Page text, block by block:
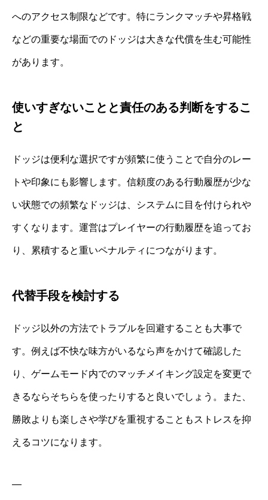
へのアクセス制限などです。特にランクマッチや昇格戦
などの重要な場面でのドッジは大きな代償を生む可能性
があります。
使いすぎないことと責任のある判断をするこ
と
ドッジは便利な選択ですが頻繁に使うことで自分のレー
トや印象にも影響します。信頼度のある行動履歴が少な
い状態での頻繁なドッジは、システムに目を付けられや
すくなります。運営はプレイヤーの行動履歴を追ってお
り、累積すると重いペナルティにつながります。
代替手段を検討する
ドッジ以外の方法でトラブルを回避することも大事で
す。例えば不快な味方がいるなら声をかけて確認した
り、ゲームモード内でのマッチメイキング設定を変更で
きるならそちらを使ったりすると良いでしょう。また、
勝敗よりも楽しさや学びを重視することもストレスを抑
えるコツになります。
—